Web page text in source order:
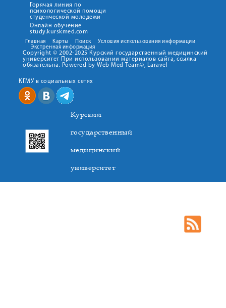
Горячая линия по
психологической помощи
студенческой молодежи
Онлайн обучение
study.kurskmed.com
Главная Карты Поиск
Условия использования информации
Экстренная информация
Copyright © 2002-2025 Курский государственный медицинский
университет При использовании материалов сайта, ссылка
обязательна. Powered by Web Med Team©, Laravel
КГМУ в социальных сетях
Курский
государственный
медицинский
университет